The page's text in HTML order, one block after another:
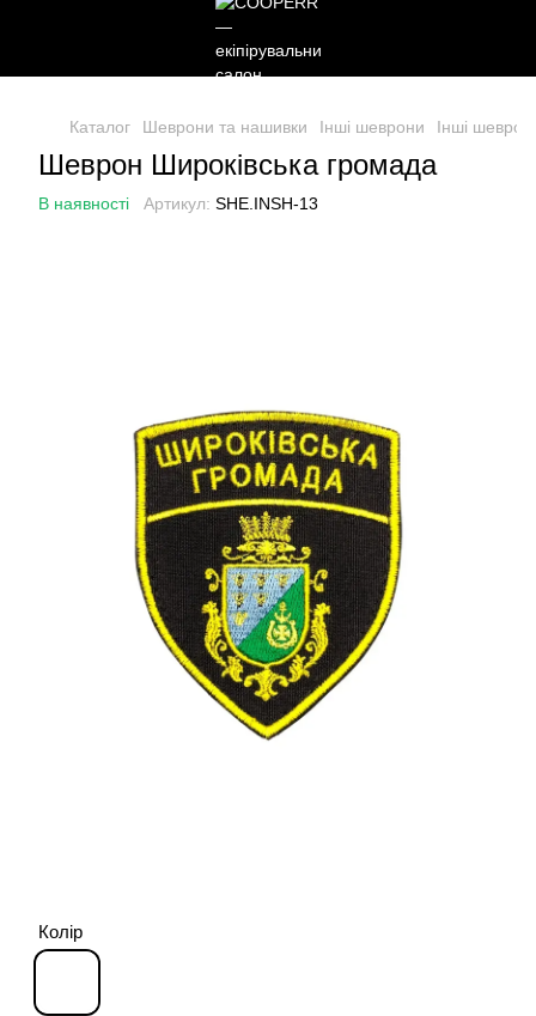
Каталог Шеврони та нашивки Інші шеврони Інші
Шеврон Широківська громада
В наявності Артикул: SHE.INSH-13
Колір